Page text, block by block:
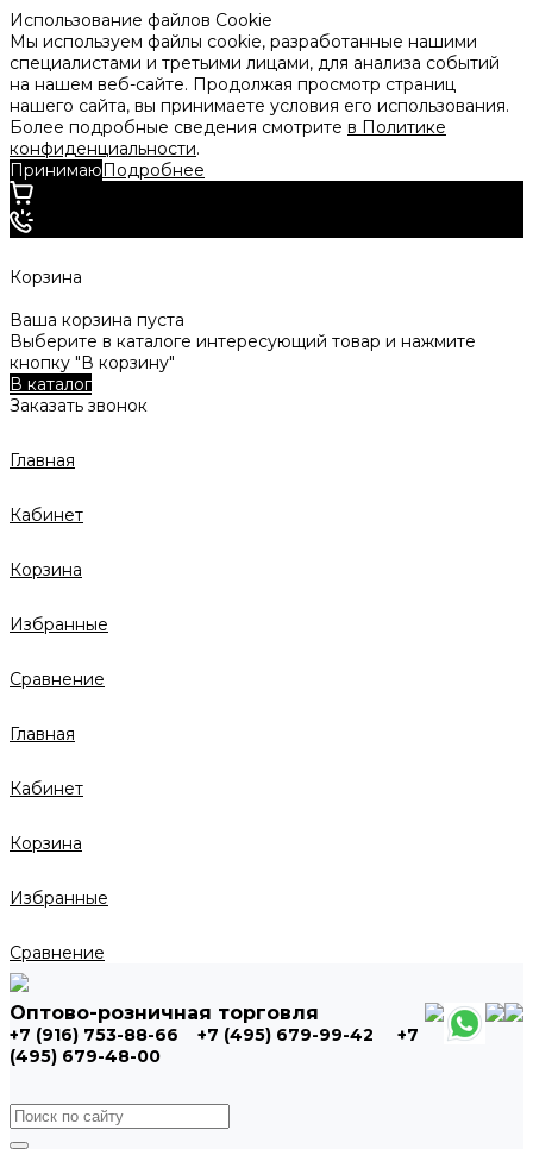
Использование файлов Cookie
Мы используем файлы cookie, разработанные нашими
специалистами и третьими лицами, для анализа событий
на нашем веб-сайте. Продолжая просмотр страниц
нашего сайта, вы принимаете условия его использования.
Более подробные сведения смотрите в Политике
конфиденциальности.
ПринимаюПодробнее
Корзина
Ваша корзина пуста
Выберите в каталоге интересующий товар и нажмите
кнопку "В корзину"
В каталог
Заказать звонок
Главная
Кабинет
Корзина
Избранные
Сравнение
Главная
Кабинет
Корзина
Избранные
Сравнение
Оптово-розничная торговля
+7 (916) 753-88-66 +7 (495) 679-99-42
+7
(495) 679-48-00